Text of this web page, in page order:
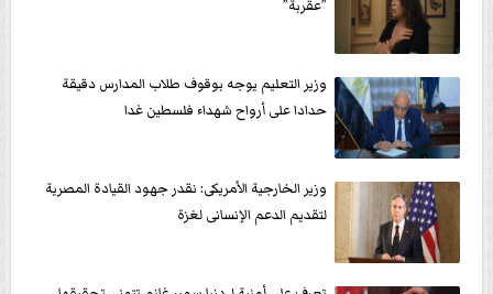
”عقربة”
وزير التعليم يوجه بوقوف طلاب المدارس دقيقة
حدادا على أرواح شهداء فلسطين غدا
وزير الخارجية الأمريكى: نقدر جهود القيادة المصرية
لتقديم الدعم الإنسانى لغزة